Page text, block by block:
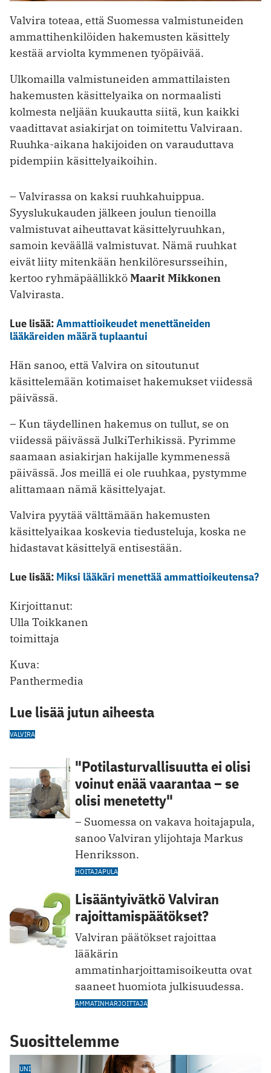
Valvira toteaa, että Suomessa valmistuneiden
ammattihenkilöiden hakemusten käsittely
kestää arviolta kymmenen työpäivää.
Ulkomailla valmistuneiden ammattilaisten
hakemusten käsittelyaika on normaalisti
kolmesta neljään kuukautta siitä, kun kaikki
vaadittavat asiakirjat on toimitettu Valviraan.
Ruuhka-aikana hakijoiden on varauduttava
pidempiin käsittelyaikoihin.
– Valvirassa on kaksi ruuhkahuippua.
Syyslukukauden jälkeen joulun tienoilla
valmistuvat aiheuttavat käsittelyruuhkan,
samoin keväällä valmistuvat. Nämä ruuhkat
eivät liity mitenkään henkilöresursseihin,
kertoo ryhmäpäällikköMaarit Mikkonen
Valvirasta.
Lue lisää:Ammattioikeudet menettäneiden
lääkäreiden määrä tuplaantui
Hän sanoo, että Valvira on sitoutunut
käsittelemään kotimaiset hakemukset viidessä
päivässä.
– Kun täydellinen hakemus on tullut, se on
viidessä päivässä JulkiTerhikissä. Pyrimme
saamaan asiakirjan hakijalle kymmenessä
päivässä. Jos meillä ei ole ruuhkaa, pystymme
alittamaan nämä käsittelyajat.
Valvira pyytää välttämään hakemusten
käsittelyaikaa koskevia tiedusteluja, koska ne
hidastavat käsittelyä entisestään.
Lue lisää: Miksi lääkäri menettää ammattioikeutensa?
Kirjoittanut:
Ulla Toikkanen
toimittaja
Kuva:
Panthermedia
Lue lisää jutun aiheesta
VALVIRA
"Potilasturvallisuutta ei olisi
voinut enää vaarantaa – se
olisi menetetty"
– Suomessa on vakava hoitajapula,
sanoo Valviran ylijohtaja Markus
Henriksson.
HOITAJAPULA
Lisääntyivätkö Valviran
rajoittamispäätökset?
Valviran päätökset rajoittaa
lääkärin
ammatinharjoittamisoikeutta ovat
saaneet huomiota julkisuudessa.
AMMATINHARJOITTAJA
Suosittelemme
UNI